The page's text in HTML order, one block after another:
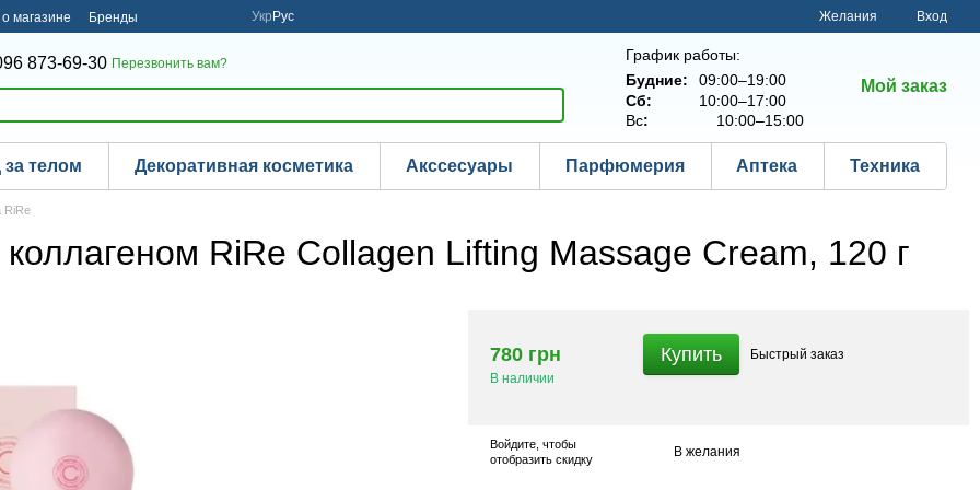
магазине Бренды Укр Рус Желания Вход
873-69-30 Перезвонить вам?
График работы:
Будние:
09:00–19:00
Сб:
10:00–17:00
Вс: 10:00–15:00
Мой заказ
за телом Декоративная косметика Акссесуары Парфюмерия Аптека Техника
RiRe
RiRe Collagen Lifting Massage Cream, 120 г
780 грн
В наличии
Купить Быстрый заказ
Войдите , чтобы
отобразить скидку
В желания